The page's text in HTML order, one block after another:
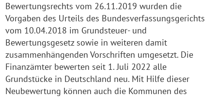
Bewertungsrechts vom 26.11.2019 wurden die
Vorgaben des Urteils des Bundesverfassungsgerichts
vom 10.04.2018 im Grundsteuer- und
Bewertungsgesetz sowie in weiteren damit
zusammenhängenden Vorschriften umgesetzt. Die
Finanzämter bewerten seit 1. Juli 2022 alle
Grundstücke in Deutschland neu. Mit Hilfe dieser
Neubewertung können auch die Kommunen des